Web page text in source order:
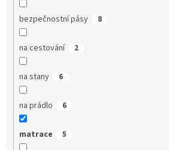
bezpečnostní pásy 8
na cestování 2
na stany 6
na prádlo 6
matrace 5